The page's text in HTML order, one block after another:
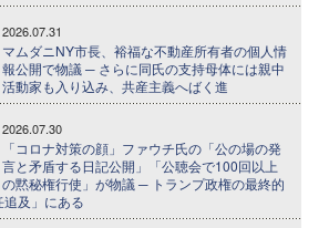
2026.07.31
マムダニNY市長、裕福な不動産所有者の個人情
報公開で物議 ─ さらに同氏の支持母体には親中
活動家も入り込み、共産主義へばく進
2026.07.30
「コロナ対策の顔」ファウチ氏の「公の場の発
言と矛盾する日記公開」「公聴会で100回以上
の黙秘権行使」が物議 ─ トランプ政権の最終的
及」にある